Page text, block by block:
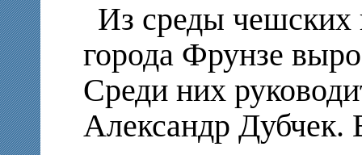
Из среды чешских
города Фрунзе
Среди них
Александр Дубчек.